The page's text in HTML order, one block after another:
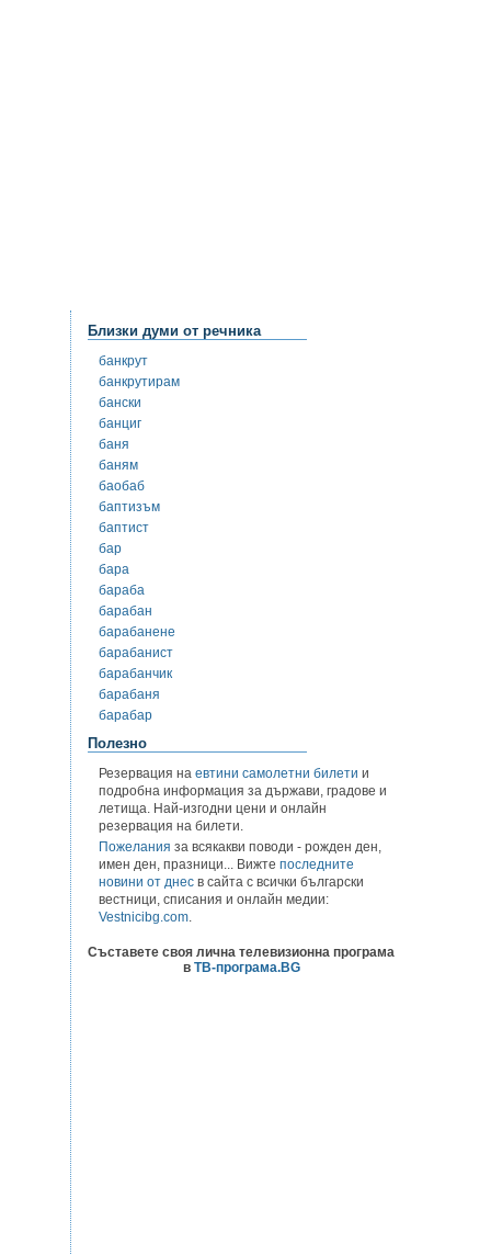
Близки думи от речника
банкрут
банкрутирам
бански
банциг
баня
баням
баобаб
баптизъм
баптист
бар
бара
бараба
барабан
барабанене
барабанист
барабанчик
барабаня
барабар
Полезно
Резервация на евтини самолетни билети и
подробна информация за държави, градове и
летища. Най-изгодни цени и онлайн
резервация на билети.
Пожелания за всякакви поводи - рожден ден,
имен ден, празници... Вижте последните
новини от днес в сайта с всички български
вестници, списания и онлайн медии:
Vestnicibg.com.
Съставете своя лична телевизионна програма
в ТВ-програма.BG